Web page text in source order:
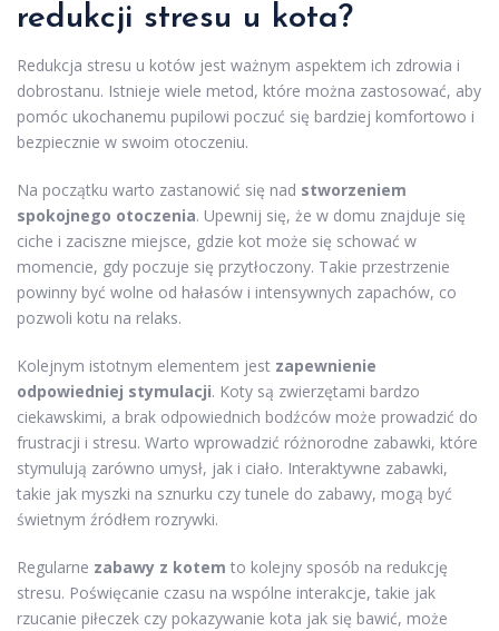
redukcji stresu u kota?
Redukcja stresu u kotów jest ważnym aspektem ich zdrowia i
dobrostanu. Istnieje wiele metod, które można zastosować, aby
pomóc ukochanemu pupilowi poczuć się bardziej komfortowo i
bezpiecznie w swoim otoczeniu.
Na początku warto zastanowić się nad stworzeniem
spokojnego otoczenia. Upewnij się, że w domu znajduje się
ciche i zaciszne miejsce, gdzie kot może się schować w
momencie, gdy poczuje się przytłoczony. Takie przestrzenie
powinny być wolne od hałasów i intensywnych zapachów, co
pozwoli kotu na relaks.
Kolejnym istotnym elementem jest zapewnienie
odpowiedniej stymulacji. Koty są zwierzętami bardzo
ciekawskimi, a brak odpowiednich bodźców może prowadzić do
frustracji i stresu. Warto wprowadzić różnorodne zabawki, które
stymulują zarówno umysł, jak i ciało. Interaktywne zabawki,
takie jak myszki na sznurku czy tunele do zabawy, mogą być
świetnym źródłem rozrywki.
Regularne zabawy z kotem to kolejny sposób na redukcję
stresu. Poświęcanie czasu na wspólne interakcje, takie jak
rzucanie piłeczek czy pokazywanie kota jak się bawić, może